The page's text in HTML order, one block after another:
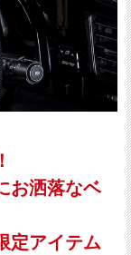
お洒落なベ
定アイテム